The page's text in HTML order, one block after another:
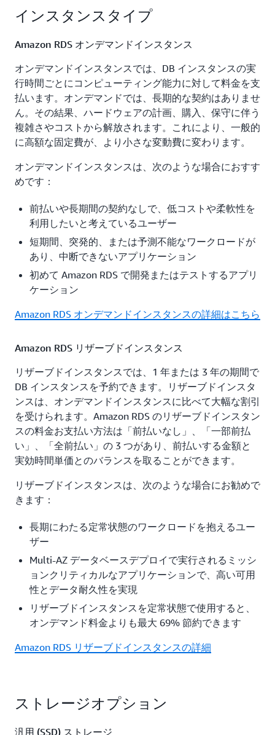
インスタンスタイプ
Amazon RDS オンデマンドインスタンス
オンデマンドインスタンスでは、DB インスタンスの実
行時間ごとにコンピューティング能力に対して料金を支
払います。オンデマンドでは、長期的な契約はありませ
ん。その結果、ハードウェアの計画、購入、保守に伴う
複雑さやコストから解放されます。これにより、一般的
に高額な固定費が、より小さな変動費に変わります。
オンデマンドインスタンスは、次のような場合におすす
めです：
前払いや長期間の契約なしで、低コストや柔軟性を
利用したいと考えているユーザー
短期間、突発的、または予測不能なワークロードが
あり、中断できないアプリケーション
初めて Amazon RDS で開発またはテストするアプリ
ケーション
Amazon RDS オンデマンドインスタンスの詳細はこちら
Amazon RDS リザーブドインスタンス
リザーブドインスタンスでは、1 年または 3 年の期間で
DB インスタンスを予約できます。リザーブドインスタ
ンスは、オンデマンドインスタンスに比べて大幅な割引
を受けられます。Amazon RDS のリザーブドインスタン
スの料金お支払い方法は「前払いなし」、「一部前払
い」、「全前払い」の 3 つがあり、前払いする金額と
実効時間単価とのバランスを取ることができます。
リザーブドインスタンスは、次のような場合にお勧めで
きます：
長期にわたる定常状態のワークロードを抱えるユー
ザー
Multi-AZ データベースデプロイで実行されるミッシ
ョンクリティカルなアプリケーションで、高い可用
性とデータ耐久性を実現
リザーブドインスタンスを定常状態で使用すると、
オンデマンド料金よりも最大 69% 節約できます
Amazon RDS リザーブドインスタンスの詳細
ストレージオプション
汎用 (SSD) ストレージ